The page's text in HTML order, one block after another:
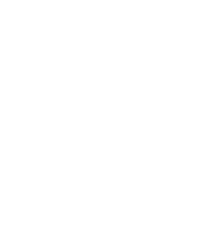
售、轉讓或允許他人使用閣下的帳戶
以未經授權的方式存取其他使用者的
(含您的家庭或小型企業)。
家庭成員、您的小型企業員工或其裝
。如果您正在替父母或年長者、未成
或家庭伴侶、員工進行註冊，即表示
有關您本人或上述身對象的資訊正確
正式授權向我們提供此資訊，以及代
您將代表他們同意這些條款。
取您的帳戶
閣下應負完全責任。請勿與他人共用